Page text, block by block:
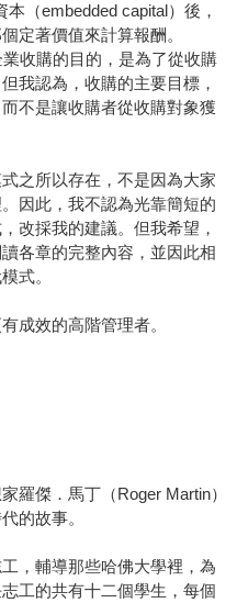
本（embedded capital）後，
定著價值來計算報酬。
收購的目的，是為了從收購
我認為，收購的主要目標，
不是讓收購者從收購對象獲
之所以存在，不是因為大家
因此，我不認為光靠簡短的
改採我的建議。但我希望，
各章的完整內容，並因此相
式。
成效的高階管理者。
羅傑．馬丁（Roger Martin）
的故事。
，輔導那些哈佛大學裡，為
工的共有十二個學生，每個